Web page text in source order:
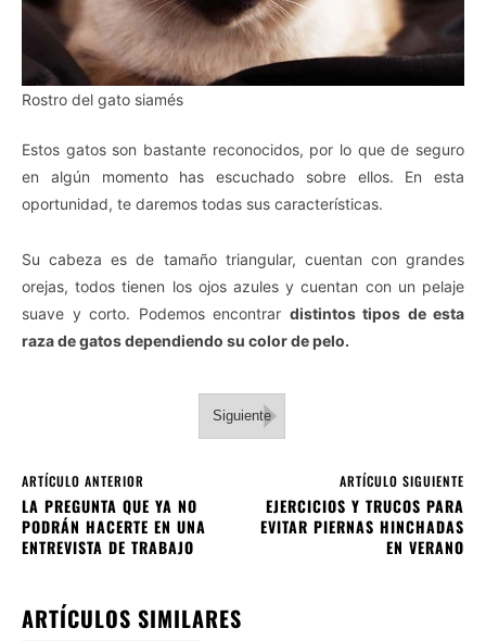
Rostro del gato siamés
Estos gatos son bastante reconocidos, por lo que de seguro
en algún momento has escuchado sobre ellos. En esta
oportunidad, te daremos todas sus características.
Su cabeza es de tamaño triangular, cuentan con grandes
orejas, todos tienen los ojos azules y cuentan con un pelaje
suave y corto. Podemos encontrar distintos tipos de esta
raza de gatos dependiendo su color de pelo.
Siguiente
ARTÍCULO ANTERIOR
LA PREGUNTA QUE YA NO
PODRÁN HACERTE EN UNA
ENTREVISTA DE TRABAJO
ARTÍCULO SIGUIENTE
EJERCICIOS Y TRUCOS PARA
EVITAR PIERNAS HINCHADAS
EN VERANO
ARTÍCULOS SIMILARES